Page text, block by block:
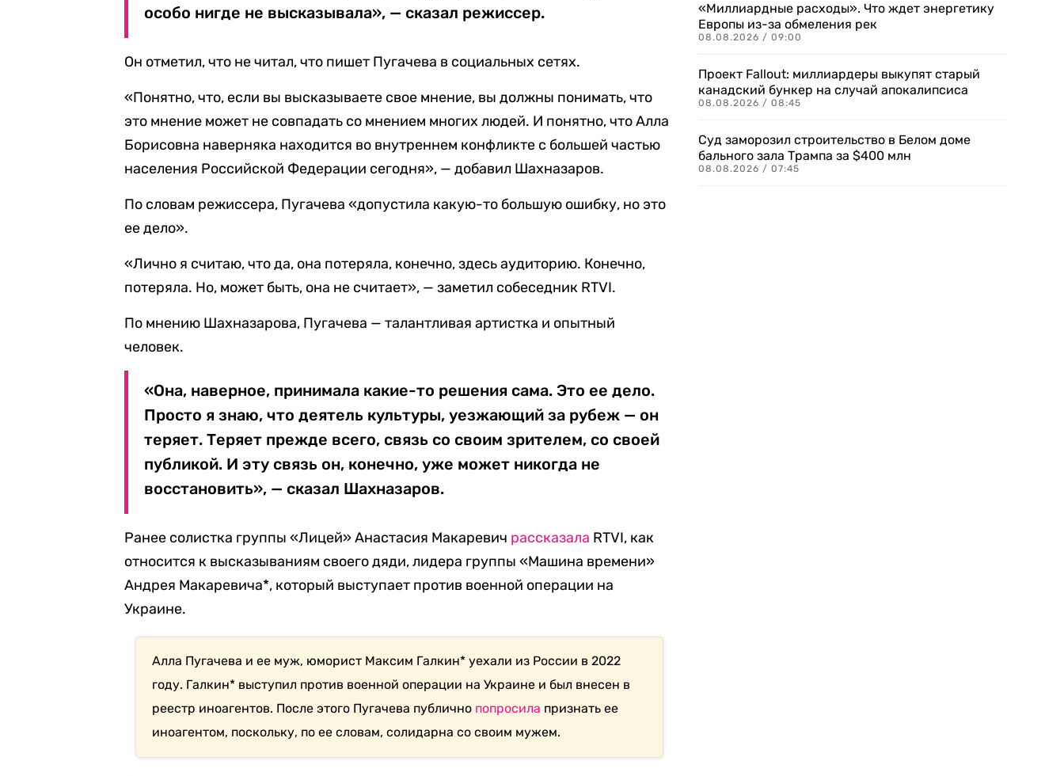
особо нигде не высказывала», — сказал режиссер.
Он отметил, что не читал, что пишет Пугачева в социальных сетях.
«Понятно, что, если вы высказываете свое мнение, вы должны понимать, что
это мнение может не совпадать со мнением многих людей. И понятно, что Алла
Борисовна наверняка находится во внутреннем конфликте с большей частью
населения Российской Федерации сегодня», — добавил Шахназаров.
По словам режиссера, Пугачева «допустила какую-то большую ошибку, но это
ее дело».
«Лично я считаю, что да, она потеряла, конечно, здесь аудиторию. Конечно,
потеряла. Но, может быть, она не считает», — заметил собеседник RTVI.
По мнению Шахназарова, Пугачева — талантливая артистка и опытный
человек.
«Она, наверное, принимала какие-то решения сама. Это ее дело.
Просто я знаю, что деятель культуры, уезжающий за рубеж — он
теряет. Теряет прежде всего, связь со своим зрителем, со своей
публикой. И эту связь он, конечно, уже может никогда не
восстановить», — сказал Шахназаров.
Ранее солистка группы «Лицей» Анастасия Макаревич рассказала RTVI, как
относится к высказываниям своего дяди, лидера группы «Машина времени»
Андрея Макаревича*, который выступает против военной операции на
Украине.
Алла Пугачева и ее муж, юморист Максим Галкин* уехали из России в 2022
году. Галкин* выступил против военной операции на Украине и был внесен в
реестр иноагентов. После этого Пугачева публично попросила признать ее
иноагентом, поскольку, по ее словам, солидарна со своим мужем.
«Миллиардные расходы». Что ждет энергетику
Европы из-за обмеления рек
08.08.2026 / 09:00
Проект Fallout: миллиардеры выкупят старый
канадский бункер на случай апокалипсиса
08.08.2026 / 08:45
Суд заморозил строительство в Белом доме
бального зала Трампа за $400 млн
08.08.2026 / 07:45